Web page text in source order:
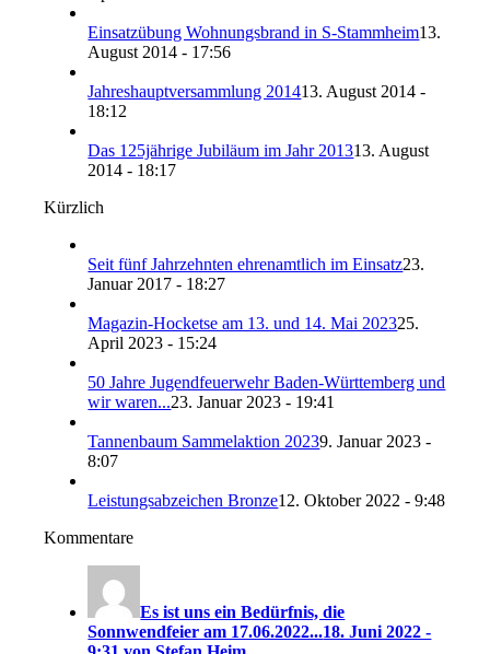
Einsatzübung Wohnungsbrand in S-Stammheim13.
August 2014 - 17:56
Jahreshauptversammlung 201413. August 2014 -
18:12
Das 125jährige Jubiläum im Jahr 201313. August
2014 - 18:17
Kürzlich
Seit fünf Jahrzehnten ehrenamtlich im Einsatz23.
Januar 2017 - 18:27
Magazin-Hocketse am 13. und 14. Mai 202325.
April 2023 - 15:24
50 Jahre Jugendfeuerwehr Baden-Württemberg und
wir waren...23. Januar 2023 - 19:41
Tannenbaum Sammelaktion 20239. Januar 2023 -
8:07
Leistungsabzeichen Bronze12. Oktober 2022 - 9:48
Kommentare
Es ist uns ein Bedürfnis, die
Sonnwendfeier am 17.06.2022...18. Juni 2022 -